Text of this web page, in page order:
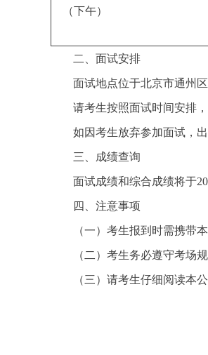
（下午）
二、面试安排
面试地点位于北京市通州
请考生按照面试时间安排
如因考生放弃参加面试，
三、成绩查询
面试成绩和综合成绩将于
四、注意事项
（一）考生报到时需携带
（二）考生务必遵守考场
（三）请考生仔细阅读本